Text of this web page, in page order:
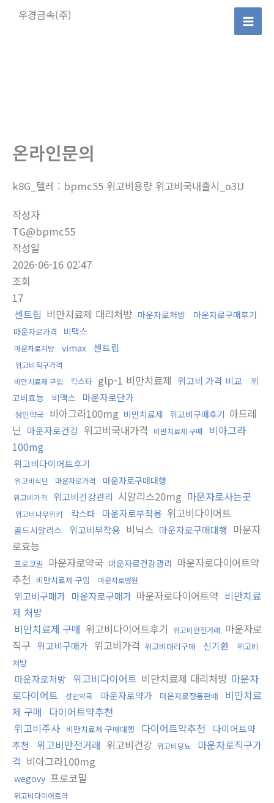
우경금속(주)
Main
온라인문의
k8G_텔레 : bpmc55 위고비용량 위고비국내출시_o3U
작성자
TG@bpmc55
작성일
2026-06-16 02:47
조회
17
센트립 비만치료제 대리처방 마운자로처방 마운자로구매후기
마운자로가격 비맥스
마운자로처방 vimax 센트립
위고비직구가격
비만치료제 구입
칵스타 glp-1 비만치료제 위고비 가격 비교
위
고비효능
비맥스 마운자로단가
성인약국 비아그라100mg 비만치료제 위고비구매후기 아드레
닌 마운자로건강 위고비국내가격 비만치료제 구매
비아그라
100mg
위고비다이어트후기
위고비식단 마운자로가격 마운자로구매대행
위고비가격 위고비건강관리 시알리스20mg 마운자로사는곳
위고비나무위키 칵스타 마운자로부작용 위고비다이어트
골드시알리스 위고비부작용 비닉스 마운자로구매대행
마운자
로효능
프로코밀 마운자로약국 마운자로건강관리 마운자로다이어트약
추천 비만치료제 구입 마운자로병원
위고비구매가 마운자로구매가 마운자로다이어트약 비만치료
제 처방
비만치료제 구매 위고비다이어트후기 위고비안전거래 마운자로
직구 위고비구매가 위고비가격 위고비대리구매 신기환
위고비
처방
마운자로처방 위고비다이어트 비만치료제 대리처방 마운자
로다이어트
성인약국 마운자로약가 마운자로정품판매
비만치료
제 구매 다이어트약추천
위고비주사 비만치료제 구매대행 다이어트약추천
다이어트약
추천
위고비안전거래 위고비건강 위고비당뇨
마운자로직구가
격 비아그라100mg
wegovy 프로코밀
위고비다이어트약